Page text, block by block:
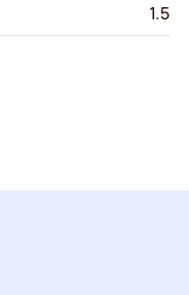
1.5